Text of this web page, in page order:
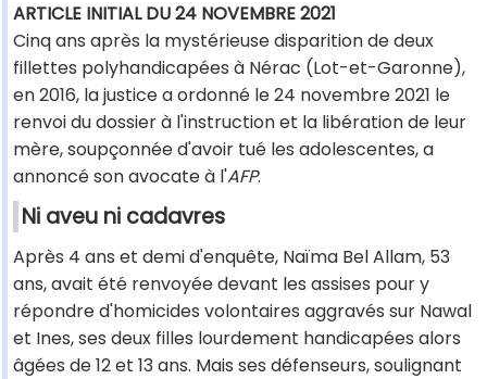
ARTICLE INITIAL DU 24 NOVEMBRE 2021
Cinq ans après la mystérieuse disparition de deux
fillettes polyhandicapées à Nérac (Lot-et-Garonne),
en 2016, la justice a ordonné le 24 novembre 2021 le
renvoi du dossier à l'instruction et la libération de leur
mère, soupçonnée d'avoir tué les adolescentes, a
annoncé son avocate à l'AFP.
Ni aveu ni cadavres
Après 4 ans et demi d'enquête, Naïma Bel Allam, 53
ans, avait été renvoyée devant les assises pour y
répondre d'homicides volontaires aggravés sur Nawal
et Ines, ses deux filles lourdement handicapées alors
âgées de 12 et 13 ans. Mais ses défenseurs, soulignant